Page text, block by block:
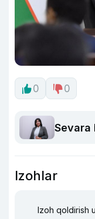
0 0
Sevara
Izohlar
Izoh qoldirish